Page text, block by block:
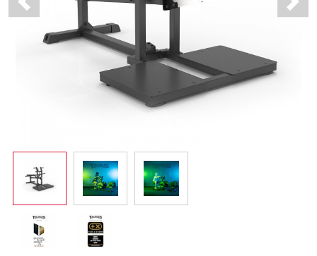
Previous Next